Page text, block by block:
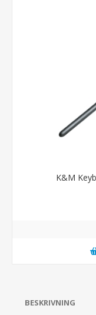
K&M
BESKRIVNING